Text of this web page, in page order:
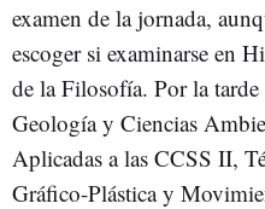
examen de la jornada,
escoger si examinarse en
de la Filosofía. Por la tarde
Geología y Ciencias
Aplicadas a las CCSS II,
Gráfico-Plástica y